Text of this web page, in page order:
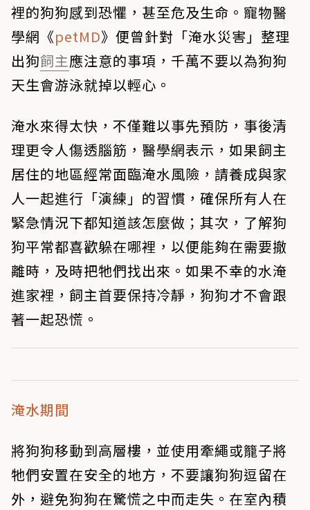
裡的狗狗感到恐懼，甚至危及生命。寵物醫
學網《petMD》便曾針對「淹水災害」整理
出狗飼主應注意的事項，千萬不要以為狗狗
天生會游泳就掉以輕心。
淹水來得太快，不僅難以事先預防，事後清
理更令人傷透腦筋，醫學網表示，如果飼主
居住的地區經常面臨淹水風險，請養成與家
人一起進行「演練」的習慣，確保所有人在
緊急情況下都知道該怎麼做；其次，了解狗
狗平常都喜歡躲在哪裡，以便能夠在需要撤
離時，及時把牠們找出來。如果不幸的水淹
進家裡，飼主首要保持冷靜，狗狗才不會跟
著一起恐慌。
淹水期間
將狗狗移動到高層樓，並使用牽繩或籠子將
牠們安置在安全的地方，不要讓狗狗逗留在
外，避免狗狗在驚慌之中而走失。在室內積